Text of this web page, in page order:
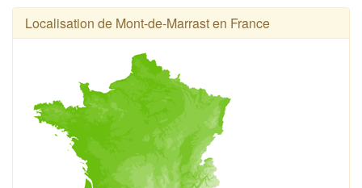
Localisation de Mont-de-Marrast en France